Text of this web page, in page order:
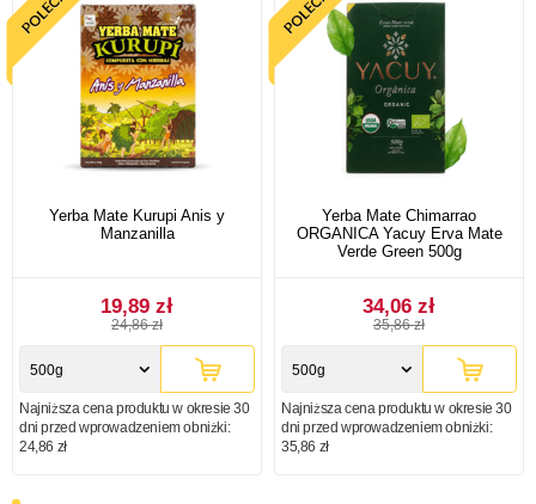
Yerba Mate Kurupi Anis y
Manzanilla
19,89 zł
24,86 zł
500g
Najniższa cena produktu w okresie 30
dni przed wprowadzeniem obniżki:
24,86 zł
Yerba Mate Chimarrao
ORGANICA Yacuy Erva Mate
Verde Green 500g
34,06 zł
35,86 zł
500g
Najniższa cena produktu w okresie 30
dni przed wprowadzeniem obniżki:
35,86 zł